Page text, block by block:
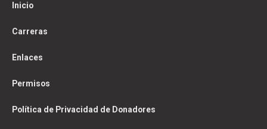
Inicio
Carreras
Enlaces
Permisos
Política de Privacidad de Donadores